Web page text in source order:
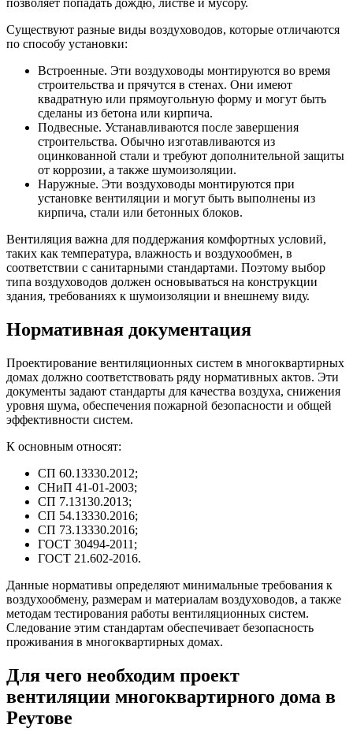
позволяет попадать дождю, листве и мусору.
Существуют разные виды воздуховодов, которые отличаются
по способу установки:
Встроенные. Эти воздуховоды монтируются во время
строительства и прячутся в стенах. Они имеют
квадратную или прямоугольную форму и могут быть
сделаны из бетона или кирпича.
Подвесные. Устанавливаются после завершения
строительства. Обычно изготавливаются из
оцинкованной стали и требуют дополнительной защиты
от коррозии, а также шумоизоляции.
Наружные. Эти воздуховоды монтируются при
установке вентиляции и могут быть выполнены из
кирпича, стали или бетонных блоков.
Вентиляция важна для поддержания комфортных условий,
таких как температура, влажность и воздухообмен, в
соответствии с санитарными стандартами. Поэтому выбор
типа воздуховодов должен основываться на конструкции
здания, требованиях к шумоизоляции и внешнему виду.
Нормативная документация
Проектирование вентиляционных систем в многоквартирных
домах должно соответствовать ряду нормативных актов. Эти
документы задают стандарты для качества воздуха, снижения
уровня шума, обеспечения пожарной безопасности и общей
эффективности систем.
К основным относят:
СП 60.13330.2012;
СНиП 41-01-2003;
СП 7.13130.2013;
СП 54.13330.2016;
СП 73.13330.2016;
ГОСТ 30494-2011;
ГОСТ 21.602-2016.
Данные нормативы определяют минимальные требования к
воздухообмену, размерам и материалам воздуховодов, а также
методам тестирования работы вентиляционных систем.
Следование этим стандартам обеспечивает безопасность
проживания в многоквартирных домах.
Для чего необходим проект
вентиляции многоквартирного дома в
Реутове